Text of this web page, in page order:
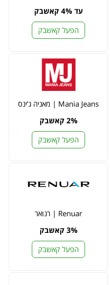
עד 4% קאשבק
הפעל קאשבק
Mania Jeans | מאניה ג'ינס
2% קאשבק
הפעל קאשבק
Renuar | רנואר
3% קאשבק
הפעל קאשבק